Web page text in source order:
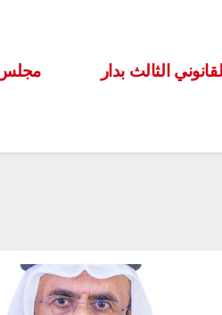
مجلس
الثالث بدار